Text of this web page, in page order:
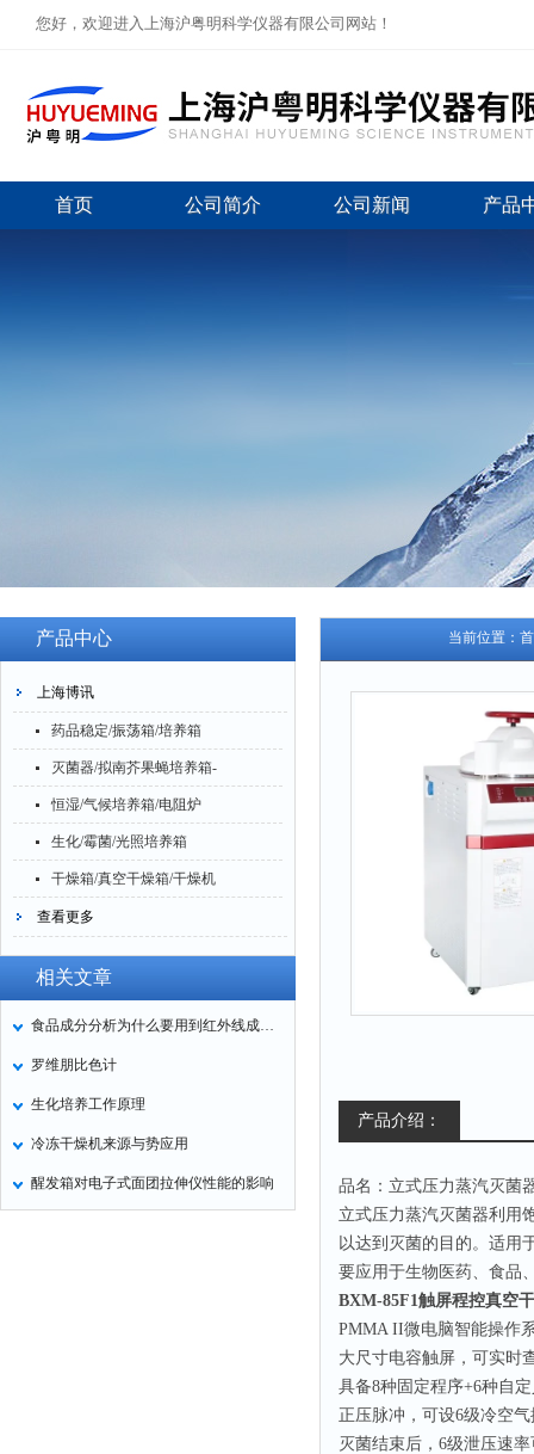
您好，欢迎进入上海沪粤明科学仪器有限公司网站！
首页 公司简介 公司新闻 产品
产品中心
上海博讯
药品稳定/振荡箱/培养箱
灭菌器/拟南芥果蝇培养箱-
恒湿/气候培养箱/电阻炉
生化/霉菌/光照培养箱
干燥箱/真空干燥箱/干燥机
查看更多
相关文章
食品成分分析为什么要用到红外线成分检测仪
罗维朋比色计
生化培养工作原理
冷冻干燥机来源与势应用
醒发箱对电子式面团拉伸仪性能的影响
当前位置：
产品介绍：
品名：立式压力蒸汽灭菌
立式压力蒸汽灭菌器利用
以达到灭菌的目的。适用
要应用于生物医药、食品
BXM-85F1触屏程控真空
PMMA II微电脑智能操作
大尺寸电容触屏，可实时
具备8种固定程序+6种自
正压脉冲，可设6级冷空
灭菌结束后，6级泄压速